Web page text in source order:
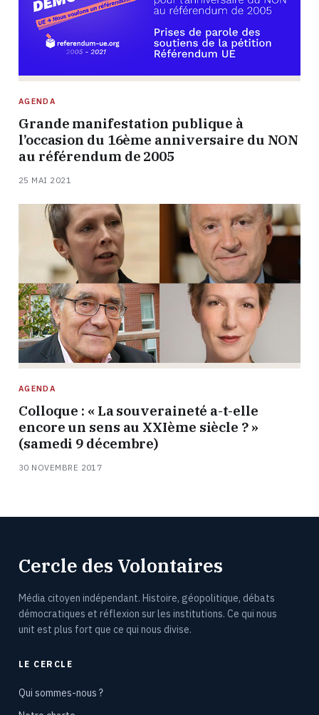
AGENDA
Grande manifestation publique à
l’occasion du 16ème anniversaire du NON
au référendum de 2005
25 MAI 2021
AGENDA
Colloque : « La souveraineté a-t-elle
encore un sens au XXIème siècle ? »
(samedi 9 décembre)
30 NOVEMBRE 2017
Cercle des Volontaires
Média citoyen indépendant. Histoire, géopolitique, débats
démocratiques et réflexion sur les institutions. Ce qui nous
unit est plus fort que ce qui nous divise.
LE CERCLE
Qui sommes-nous ?